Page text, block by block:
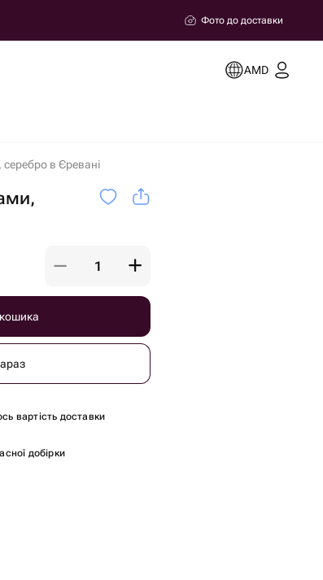
Фото до доставки
AMD
в Єревані
вартість доставки
добірки